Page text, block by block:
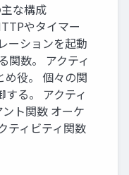
な構成
やタイマー
ーションを起動
関数。 アクティ
め役。 個々の関
る。 アクティ
ト関数 オーケ
ティビティ関数